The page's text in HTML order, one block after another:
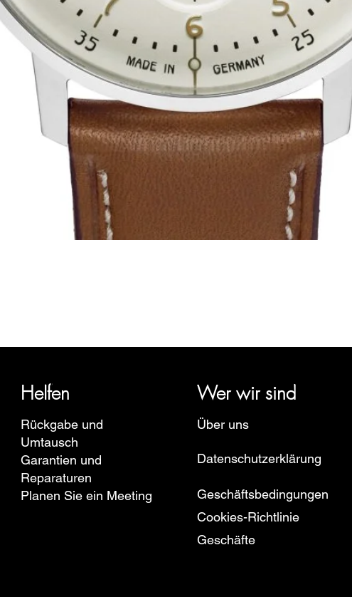
Helfen Wer wir sind
Europe, Ruhla, Martin Braun, Swiss Military, Sturmanskie und
Rückgabe und
Umtausch
Garantien und
Reparaturen
Planen Sie ein Meeting
Über uns
Datenschutzerklärung
Geschäftsbedingungen
Cookies-Richtlinie
Geschäfte